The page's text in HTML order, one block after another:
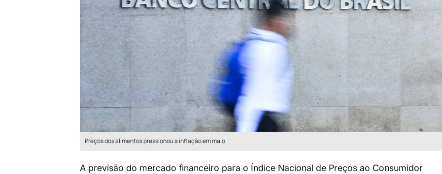
Preços dos alimentos pressionou a inflação em maio
A previsão do mercado financeiro para o Índice Nacional de Preços ao Consumidor